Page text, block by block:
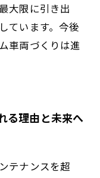
大限に引き出
ています。今後
車両づくりは進
る理由と未来へ
テナンスを超